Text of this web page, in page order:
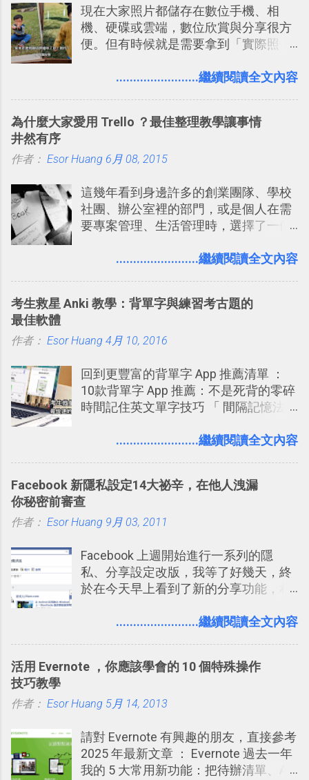
戶 。 2017/3 新增 ： Sortd for Slack：
改造 Slack 討論串介面變成專案任務排
程看板
規劃自助旅行路線！ Google 「我的地
圖」在規劃自助旅行路線時可以解決許
多問題： 國外地點名稱地址常常難懂，
稱。 在規劃路線之外，自訂地圖還能補
時帶來好心情，二方面事後就是最好的
享合作，讓彼此都能在手機上查看這次
現在大家照片都儲存在數位手機、相
機、硬碟或雲端，數位欣賞與分享很方
便。但有時候就是需要拿到「實際照
要製作家庭相框 用照片來當小禮物 把照
片？而且最好能不花時間、立即拿到、
（或是沒有好的印表機），又不想跑照
提供了印照片的服務 ，而且價格不貴，
可以立即拿到，操作流程也十分簡單。
之前我在電腦玩物分享過：「 不需買印
方便教學 」。這篇文章則從印照片出
........................繼續閱讀全文內容
為什麼大家愛用 Trello ？最佳整理教學讓事情
井然有序
作者： Esor Huang 6月 08, 2015
這幾年看到身邊許多的創業團隊、學校
社團、辦公室裡的部門，或是個人在需
要專案管理、生活管理時，選擇了一個
一個什麼樣的管理工具，讓這麼多人都
念」的管理教學文章： 把 Evernote 當
Google Drive 變身 Trello ！幫雲端硬碟
著 Trello ，卻還沒有在電腦玩物上寫過
一篇完整的介紹！雖然錯過了幾年前第
一時間推薦 Trello 的時機，但在這段時
澱自己的使用方法，歸納出「 為什麼值
學。 2015/6/13 新增： 免費專案管理軟
體推薦！困難計畫簡單管理 13 種工具
2016 年新增 ： 如何將 Trello 切換到繁
2016/7/7 新增 ： 如何活用 Trello 記
帳？我的理財計畫心得與看板範本
2016/7/13 新增： 如何將網頁資料快速
2016/8 新增： Trello 開放「強化功能」
技！最想要的強大 Trello 客製化範例教
急時間管理四象限在 Trello 活用與範本
用 Trello？ 8個專案排程協作重點技巧
2017/6 新增： 如何用 Trello 規劃自助
旅行？我的 Trello 行程計畫使用技巧教
........................繼續閱讀全文內容
考生救星 Anki 教學：背單字與練習考古題的
最佳軟體
作者： Esor Huang 4月 10, 2016
回到更豐富的背單字 App 推薦清單 ：
10款背單字 App 推薦：不是死背的零碎
時間記住英文單字技巧 「 間隔記憶法
短期記憶變成長期記憶。 舉例來說我今
強；然後下次快要忘記可能變成相隔一
個禮拜，這時再次複習，就能把記憶強
化，讓記憶延長到可能半個月；那時候
來一個月的記憶長度！就這樣反覆慢慢
拉長時間練習，就能讓一個東西成為腦
海中更深刻的記憶。 問題是，當我們一
要準備數百個考試問題時，自己手動進
練習的記憶卡片，自動規劃要延期複習
樣的軟體中最受好評的，或許就是今天
........................繼續閱讀全文內容
Facebook 新隱私設定14大祕辛，在他人洩漏
你秘密前審查
作者： Esor Huang 9月 03, 2011
Facebook 上週開始進行一系列的隱
私、分享設定改版，我等了好幾天，終
於在今天早上看到了新的分享功能，相
用新版的分享功能與隱私設定。 嚴格來
置。不過有一項很實用的設定是新增
你」的內容，決定要不要讓其他朋友看
標籤在他的訊息中，或是想把你標籤在
相片圖片裡，現在你都多了一個「事先
審查」的機制，可以決定這些你被標籤
........................繼續閱讀全文內容
活用 Evernote ，你應該學會的 10 個特殊操作
技巧教學
作者： Esor Huang 5月 14, 2013
請對 Evernote 有興趣的朋友，直接參考
2025 年最新文章 ： Evernote 過去一年
我的 5 大常用新功能：把待辦清單、AI